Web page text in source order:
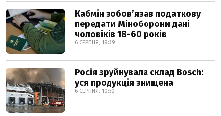
Кабмін зобовʼязав податкову
передати Міноборони дані
чоловіків 18-60 років
6 СЕРПНЯ, 19:39
Росія зруйнувала склад Bosch:
уся продукція знищена
6 СЕРПНЯ, 10:50